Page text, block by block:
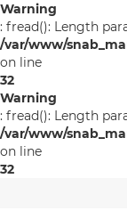
Warning
: fread(): Length
/var/www/
on line
32
Warning
: fread(): Length
/var/www/
on line
32